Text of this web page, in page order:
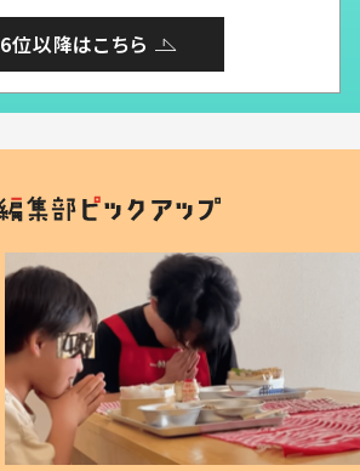
6位以降はこちら